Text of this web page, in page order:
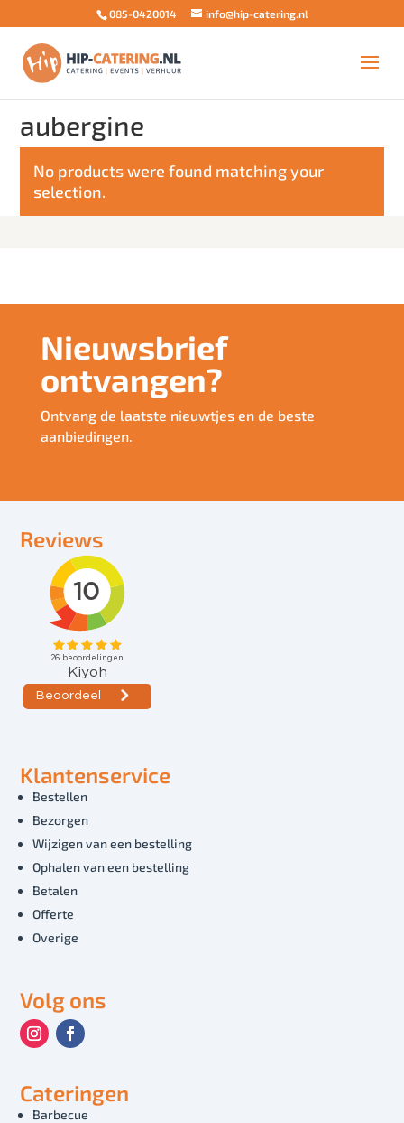
085-0420014 info@hip-catering.nl
aubergine
No products were found matching your
selection.
Nieuwsbrief
ontvangen?
Ontvang de laatste nieuwtjes en de beste
aanbiedingen.
Reviews
Klantenservice
Bestellen
Bezorgen
Wijzigen van een bestelling
Ophalen van een bestelling
Betalen
Offerte
Overige
Volg ons
Cateringen
Barbecue